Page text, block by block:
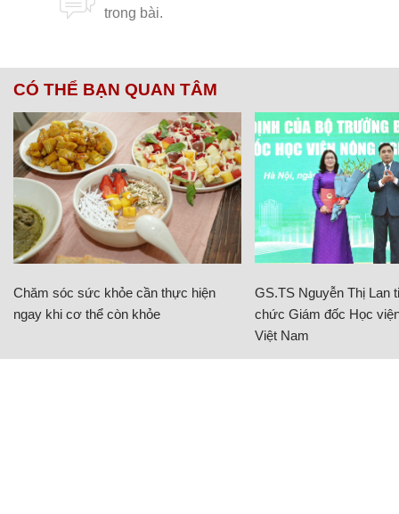
CÓ THỂ BẠN QUAN TÂM
Chăm sóc sức khỏe cần thực hiện
ngay khi cơ thể còn khỏe
GS.TS Nguyễn Thị Lan
chức Giám đốc Học
Việt Nam